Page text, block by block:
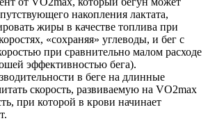
накопления лактата,
жиры в качестве топлива при
«сохраняя» углеводы, и бег с
при сравнительно малом расходе
эффективностью бега).
в беге на длинные
скорость, развиваемую на VO2max
при которой в крови начинает